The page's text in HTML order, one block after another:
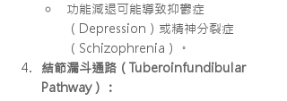
功能減退可能導致抑鬱症
（Depression）或精神分裂症
（Schizophrenia）。
結節漏斗通路（Tuberoinfundibular
Pathway）：